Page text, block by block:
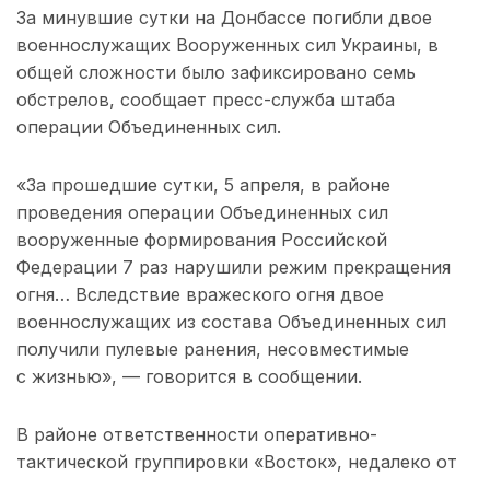
За минувшие сутки на Донбассе погибли двое
военнослужащих Вооруженных сил Украины, в
общей сложности было зафиксировано семь
обстрелов, сообщает пресс-служба штаба
операции Объединенных сил.
«За прошедшие сутки, 5 апреля, в районе
проведения операции Объединенных сил
вооруженные формирования Российской
Федерации 7 раз нарушили режим прекращения
огня… Вследствие вражеского огня двое
военнослужащих из состава Объединенных сил
получили пулевые ранения, несовместимые
с жизнью», — говорится в сообщении.
В районе ответственности оперативно-
тактической группировки «Восток», недалеко от